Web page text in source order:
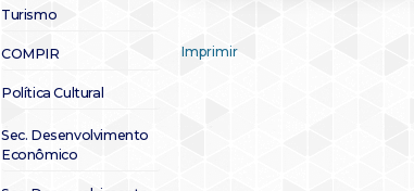
Turismo
COMPIR
Política Cultural
Sec. Desenvolvimento
Econômico
Imprimir